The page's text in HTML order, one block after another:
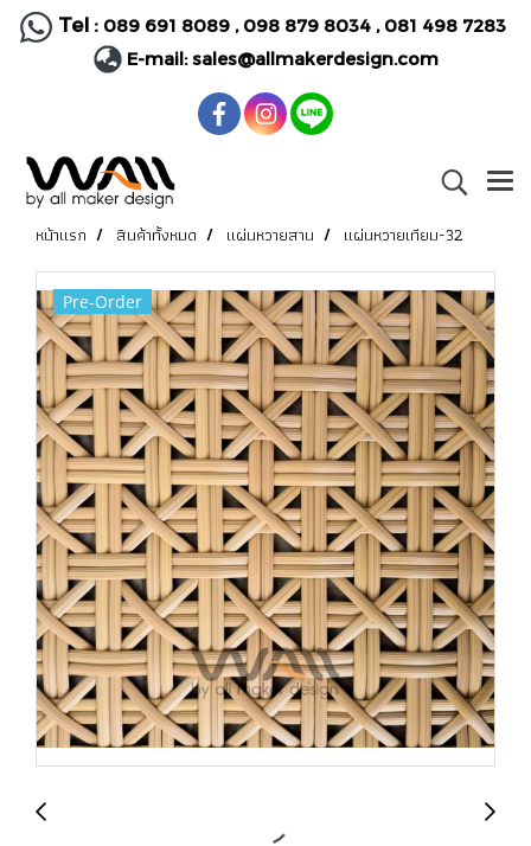
Tel : 089 691 8089, 098 879 8034 , 081 498 7283
E-mail:sales@allmakerdesign.com
หน้าแรก สินค้าทั้งหมด แผ่นหวายสาน แผ่นหวายเทียม-32
Pre-Order